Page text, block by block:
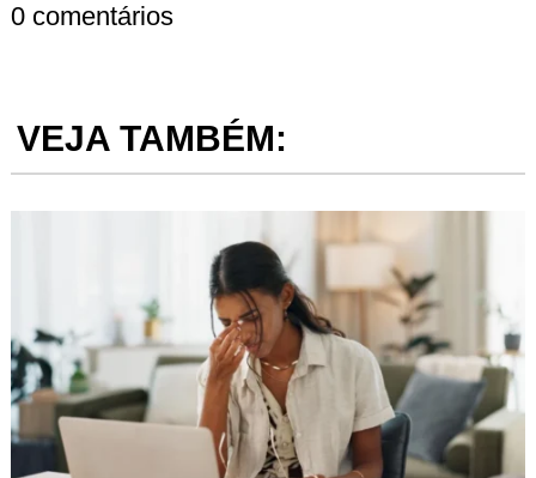
0 comentários
VEJA TAMBÉM: